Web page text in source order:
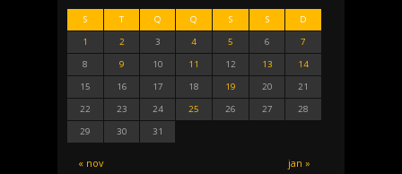
S T Q Q S S D
« nov jan »
1 2 3 4 5 6
7
8
9 10 11 12 13
14
15
16 17 18 19 20
21
22
23 24 25 26 27
28
29
30 31